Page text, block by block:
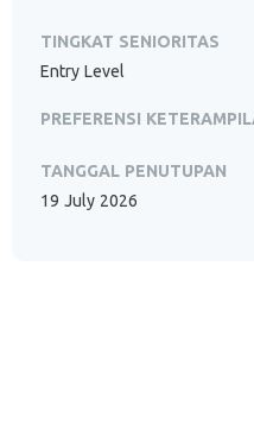
TINGKAT SENIORITAS
Entry Level
PREFERENSI
TANGGAL PENUTUPAN
19 July 2026